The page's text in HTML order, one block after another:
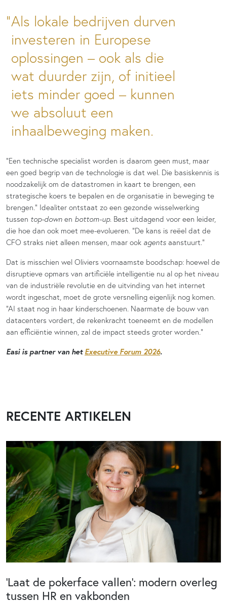
Als lokale bedrijven durven
investeren in Europese
oplossingen – ook als die
wat duurder zijn, of initieel
iets minder goed – kunnen
we absoluut een
inhaalbeweging maken.
“Een technische specialist worden is daarom geen must, maar
een goed begrip van de technologie is dat wel. Die basiskennis is
noodzakelijk om de datastromen in kaart te brengen, een
strategische koers te bepalen en de organisatie in beweging te
brengen.” Idealiter ontstaat zo een gezonde wisselwerking
tussen top-down en bottom-up. Best uitdagend voor een leider,
die hoe dan ook moet mee-evolueren. “De kans is reëel dat de
CFO straks niet alleen mensen, maar ook agents aanstuurt.”
Dat is misschien wel Oliviers voornaamste boodschap: hoewel de
disruptieve opmars van artificiële intelligentie nu al op het niveau
van de industriële revolutie en de uitvinding van het internet
wordt ingeschat, moet de grote versnelling eigenlijk nog komen.
“AI staat nog in haar kinderschoenen. Naarmate de bouw van
datacenters vordert, de rekenkracht toeneemt en de modellen
aan efficiëntie winnen, zal de impact steeds groter worden.”
Easi is partner van het Executive Forum 2026.
RECENTE ARTIKELEN
‘Laat de pokerface vallen’: modern overleg
tussen HR en vakbonden